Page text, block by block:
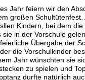
Jahr feiern wir den
großen
Kindern, bei dem
sie in der Vorschule
Übergabe der
die Vorschulkinder
Jahr wünschten sie
zu spielen und
durfte natürlich